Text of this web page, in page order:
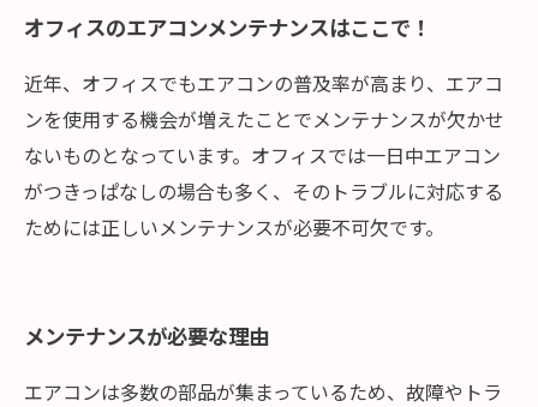
オフィスのエアコンメンテナンスはここで！
近年、オフィスでもエアコンの普及率が高まり、エアコ
ンを使用する機会が増えたことでメンテナンスが欠かせ
ないものとなっています。オフィスでは一日中エアコン
がつきっぱなしの場合も多く、そのトラブルに対応する
ためには正しいメンテナンスが必要不可欠です。
メンテナンスが必要な理由
エアコンは多数の部品が集まっているため、故障やトラ